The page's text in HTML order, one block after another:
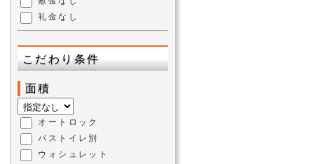
礼金なし
こだわり条件
面積
オートロック
バストイレ別
ウォシュレット